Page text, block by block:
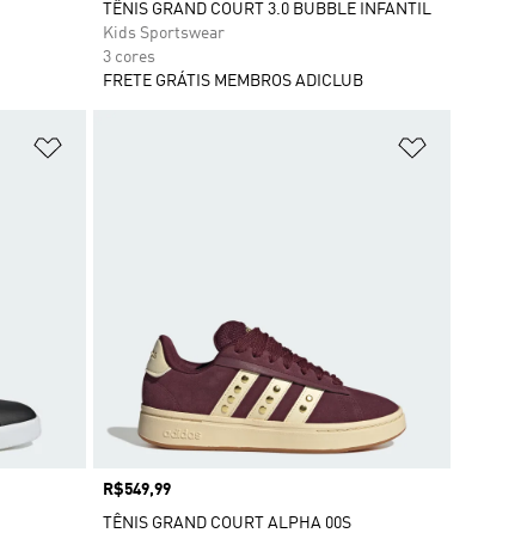
TÊNIS GRAND COURT 3.0 BUBBLE INFANTIL
Kids Sportswear
3 cores
FRETE GRÁTIS MEMBROS ADICLUB
Preço
R$549,99
TÊNIS GRAND COURT ALPHA 00S